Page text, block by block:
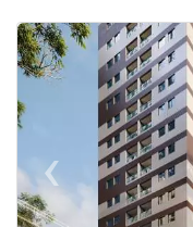
<<<<
‹Previous